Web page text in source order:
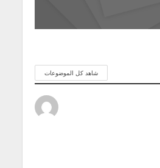
شاهد كل الموضوعات